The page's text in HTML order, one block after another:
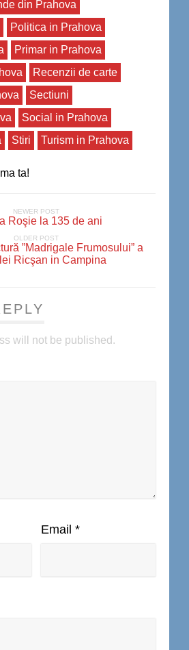
din Prahova
Politica in Prahova
Primar in Prahova
Recenzii de carte
Sectiuni
Social in Prahova
Stiri Turism in Prahova
ta!
NEWER POST
Roşie la 135 de ani
OLDER POST
”Madrigale Frumosului” a
Ricşan in Campina
will not be published.
Email *